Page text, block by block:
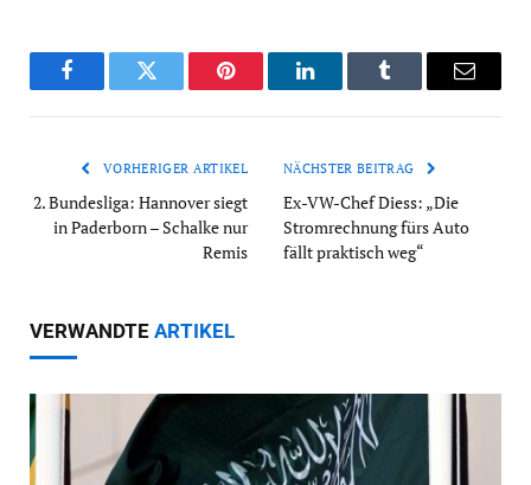
FacebookTwitter Pinterest LinkedInTumblr Email
VORHERIGER ARTIKEL
2. Bundesliga: Hannover siegt
in Paderborn – Schalke nur
Remis
NÄCHSTER BEITRAG
Ex-VW-Chef Diess: „Die
Stromrechnung fürs Auto
fällt praktisch weg“
VERWANDTE ARTIKEL